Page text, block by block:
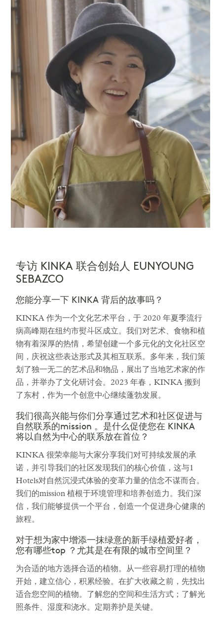
专访 KINKA 联合创始人 EUNYOUNG
SEBAZCO
您能分享一下 KINKA 背后的故事吗？
KINKA 作为一个文化艺术平台，于 2020 年夏季流行
病高峰期在纽约市熨斗区成立。我们对艺术、食物和植
物有着深厚的热情，希望创建一个多元化的文化社区空
间，庆祝这些表达形式及其相互联系。多年来，我们策
划了独一无二的艺术品和物品，展出了当地艺术家的作
品，并举办了文化研讨会。2023 年春，KINKA 搬到
了东村，作为一个创意中心继续蓬勃发展。
我们很高兴能与你们分享通过艺术和社区促进与
自然联系的mission 。是什么促使您在 KINKA
将以自然为中心的联系放在首位？
KINKA 很荣幸能与大家分享我们对可持续发展的承
诺，并引导我们的社区发现我们的核心价值，这与1
Hotels对自然沉浸式体验的变革力量的信念不谋而合。
我们的mission 植根于环境管理和培养创造力。我们深
信，我们能够提供一个平台，创造一个促进身心健康的
旅程。
对于想为家中增添一抹绿意的新手绿植爱好者，
您有哪些top ？尤其是在有限的城市空间里？
为合适的地方选择合适的植物。从一些容易打理的植物
开始，建立信心，积累经验。在扩大收藏之前，先找出
适合您空间的植物。了解您的空间和生活方式；了解光
照条件、湿度和浇水。定期养护是关键。